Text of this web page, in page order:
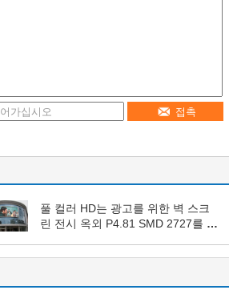
접촉
풀 컬러 HD는 광고를 위한 벽 스크
린 전시 옥외 P4.81 SMD 2727를 지